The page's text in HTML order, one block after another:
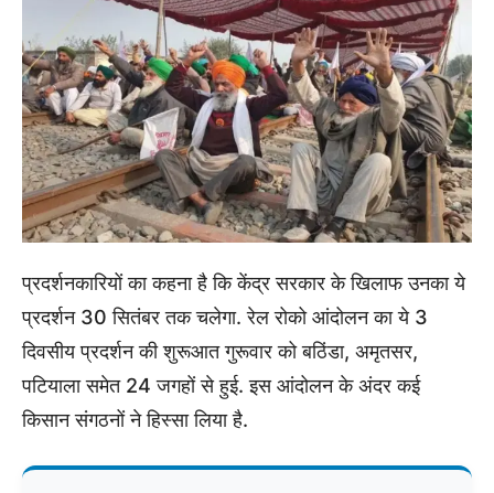
प्रदर्शनकारियों का कहना है कि केंद्र सरकार के खिलाफ उनका ये
प्रदर्शन 30 सितंबर तक चलेगा. रेल रोको आंदोलन का ये 3
दिवसीय प्रदर्शन की शुरूआत गुरूवार को बठिंडा, अमृतसर,
पटियाला समेत 24 जगहों से हुई. इस आंदोलन के अंदर कई
किसान संगठनों ने हिस्सा लिया है.